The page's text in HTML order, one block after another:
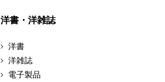
洋書・洋雑誌
洋書
洋雑誌
電子製品